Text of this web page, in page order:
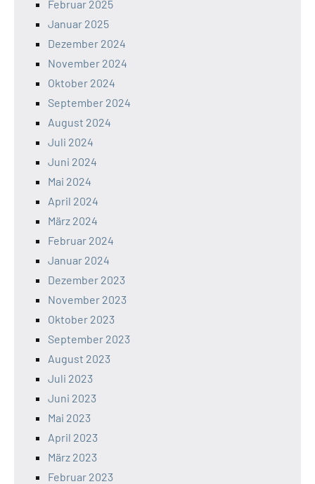
Februar 2025
Januar 2025
Dezember 2024
November 2024
Oktober 2024
September 2024
August 2024
Juli 2024
Juni 2024
Mai 2024
April 2024
März 2024
Februar 2024
Januar 2024
Dezember 2023
November 2023
Oktober 2023
September 2023
August 2023
Juli 2023
Juni 2023
Mai 2023
April 2023
März 2023
Februar 2023